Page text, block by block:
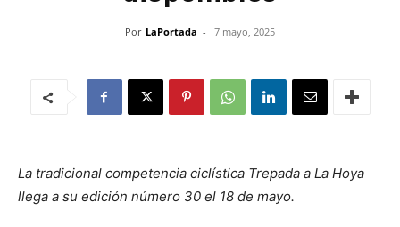
Por LaPortada - 7 mayo, 2025
La tradicional competencia ciclística Trepada a La Hoya
llega a su edición número 30 el 18 de mayo.